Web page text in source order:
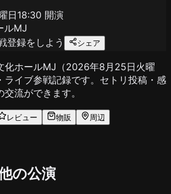
日18:30 開演
ルMJ
登録をしよう シェア
化ホールMJ（2026年8月25日火曜
ライブ参戦記録です。セトリ投稿・感
流ができます。
レビュー 物販 周辺
の公演